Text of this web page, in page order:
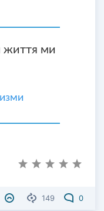
життя ми
149 0